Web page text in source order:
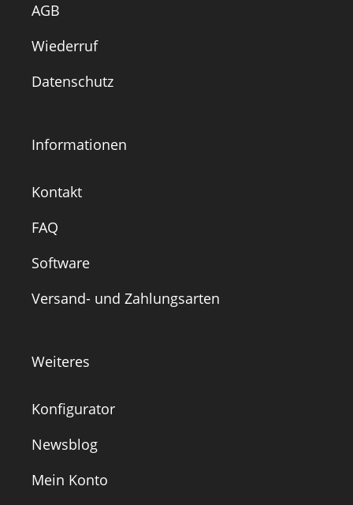
AGB
Wiederruf
Datenschutz
Informationen
Kontakt
FAQ
Software
Versand- und Zahlungsarten
Weiteres
Konfigurator
Newsblog
Mein Konto